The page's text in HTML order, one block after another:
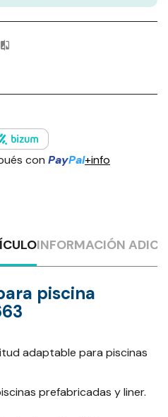
Productos incluidos en tu lista
con PayPal+info
INFORMACIÓN
piscina
adaptable para piscinas
prefabricadas y liner.